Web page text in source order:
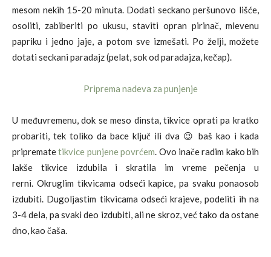
mesom nekih 15-20 minuta. Dodati seckano peršunovo lišće,
osoliti, zabiberiti po ukusu, staviti opran pirinač, mlevenu
papriku i jedno jaje, a potom sve izmešati. Po želji, možete
dotati seckani paradajz (pelat, sok od paradajza, kečap).
U međuvremenu, dok se meso dinsta, tikvice oprati pa kratko
probariti, tek toliko da bace ključ ili dva 😉 baš kao i kada
priprematetikvice punjene povrćem. Ovo inače radim kako bih
lakše tikvice izdubila i skratila im vreme pečenja u
rerni. Okruglim tikvicama odseći kapice, pa svaku ponaosob
izdubiti. Dugoljastim tikvicama odseći krajeve, podeliti ih na
3-4 dela, pa svaki deo izdubiti, ali ne skroz, već tako da ostane
dno, kao čaša.